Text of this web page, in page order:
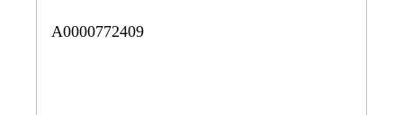
A0000772409